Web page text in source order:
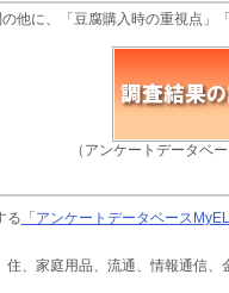
他に、「豆腐購入時の重視点」
（アンケートデータベ
る 「アンケートデータベース
住、家庭用品、流通、情報通信、